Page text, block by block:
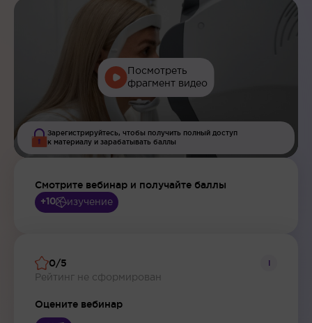
Посмотреть
фрагмент видео
Зарегистрируйтесь, чтобы получить полный доступ
к материалу и зарабатывать баллы
Смотрите вебинар и получайте баллы
+10 изучение
0/5
Рейтинг не сформирован
i
Оцените вебинар